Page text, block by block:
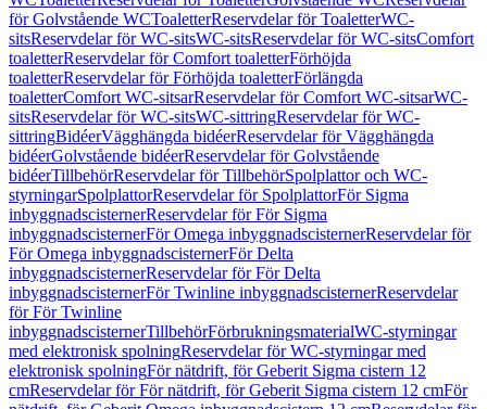
för Golvstående WCToaletterReservdelar för ToaletterWC-
sitsReservdelar för WC-sitsWC-sitsReservdelar för WC-sitsComfort
toaletterReservdelar för Comfort toaletterFörhöjda
toaletterReservdelar för Förhöjda toaletterFörlängda
toaletterComfort WC-sitsarReservdelar för Comfort WC-sitsarWC-
sitsReservdelar för WC-sitsWC-sittringReservdelar för WC-
sittringBidéerVägghängda bidéerReservdelar för Vägghängda
bidéerGolvstående bidéerReservdelar för Golvstående
bidéerTillbehörReservdelar för TillbehörSpolplattor och WC-
styrningarSpolplattorReservdelar för SpolplattorFör Sigma
inbyggnadscisternerReservdelar för För Sigma
inbyggnadscisternerFör Omega inbyggnadscisternerReservdelar för
För Omega inbyggnadscisternerFör Delta
inbyggnadscisternerReservdelar för För Delta
inbyggnadscisternerFör Twinline inbyggnadscisternerReservdelar
för För Twinline
inbyggnadscisternerTillbehörFörbrukningsmaterialWC-styrningar
med elektronisk spolningReservdelar för WC-styrningar med
elektronisk spolningFör nätdrift, för Geberit Sigma cistern 12
cmReservdelar för För nätdrift, för Geberit Sigma cistern 12 cmFör